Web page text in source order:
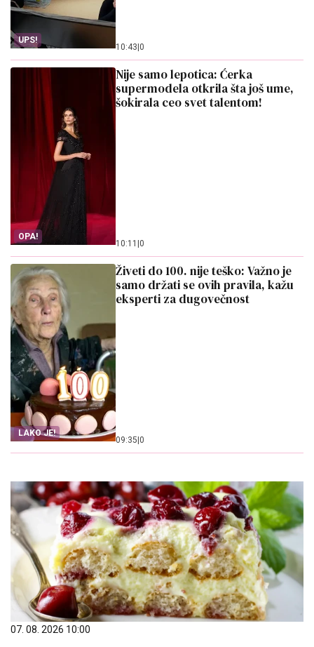
UPS!
10:43|0
OPA!
Nije samo lepotica: Ćerka
supermodela otkrila šta još ume,
šokirala ceo svet talentom!
10:11 |0
LAKO JE!
Živeti do 100. nije teško: Važno je
samo držati se ovih pravila, kažu
eksperti za dugovečnost
09:35|0
07. 08. 2026 10:00